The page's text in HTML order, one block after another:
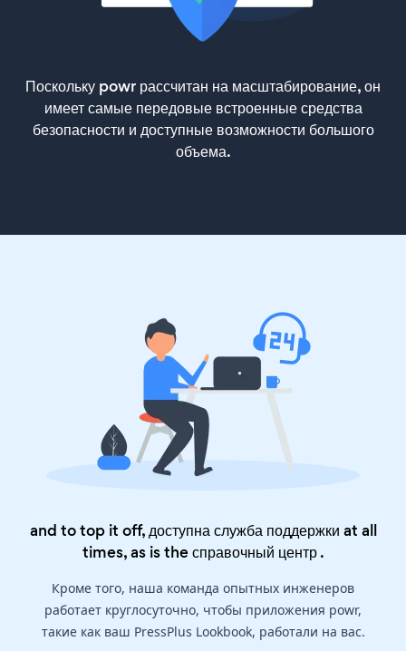
Поскольку powr рассчитан на масштабирование, он
имеет самые передовые встроенные средства
безопасности и доступные возможности большого
объема.
and to top it off, доступна служба поддержки at all
times, as is theсправочный центр.
Кроме того, наша команда опытных инженеров
работает круглосуточно, чтобы приложения powr,
такие как ваш PressPlus Lookbook, работали на вас.